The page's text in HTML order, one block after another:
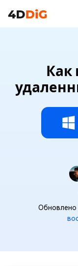
Как
Обновлено